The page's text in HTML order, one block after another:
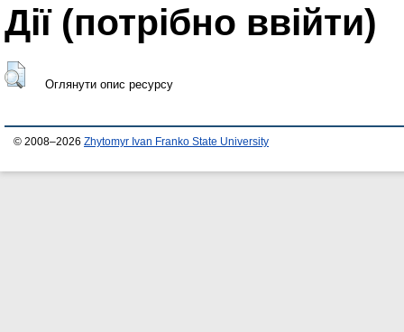
Дії ​​(потрібно ввійти)
Оглянути опис ресурсу
© 2008–2026 Zhytomyr Ivan Franko State University